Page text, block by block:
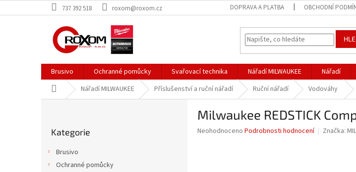
na
737 392 518 roxom@roxom.cz DOPRAVA A PLATBA OBCHODNÍ
Brusivo Ochranné pomůcky Svařovací technika Nářadí MILWAUKEE Nářadí
Domů Nářadí MILWAUKEE Příslušenství a ruční nářadí Ruční nářadí Vodováhy
kategorie
Kategorie
Brusivo
Ochranné pomůcky
Milwaukee REDSTICK
Průměrné
Neohodnoceno Podrobnosti hodnocení Značka: